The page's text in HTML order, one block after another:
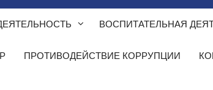
ВОСПИТАТЕЛЬНАЯ
ПРОТИВОДЕЙСТВИЕ КОРРУПЦИИ